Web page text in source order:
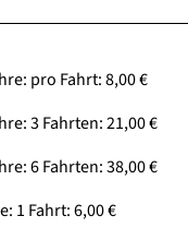
pro Fahrt: 8,00 €
3 Fahrten: 21,00 €
6 Fahrten: 38,00 €
1 Fahrt: 6,00 €